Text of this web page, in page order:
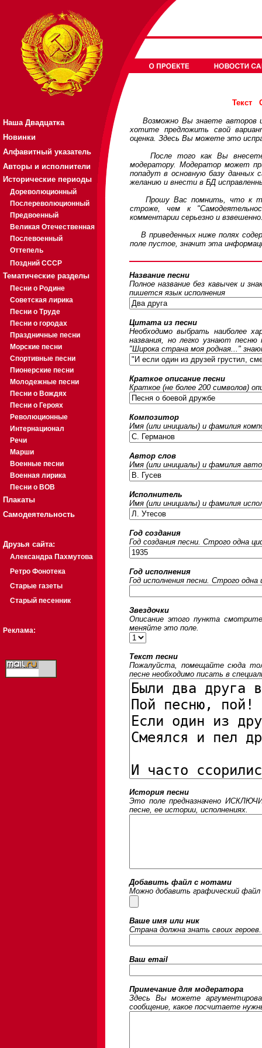
Наша Двадцатка
Новинки
Алфавитный указатель
Авторы и исполнители
Исторические периоды
Дореволюционный
Послереволюционный
Предвоенный
Великая Отечественная
Послевоенный
Оттепель
Поздний СССР
Тематические разделы
Песни о Родине
Советская лирика
Песни о Труде
Песни о городах
Праздничные песни
Морские песни
Спортивные песни
Пионерские песни
Молодежные песни
Песни о Вождях
Песни о Героях
Революционные
Интернационал
Речи
Марши
Военные песни
Военная лирика
Песни о ВОВ
Плакаты
Самодеятельность
Друзья сайта:
Александра Пахмутова
Ретро Фонотека
Старые газеты
Старый песенник
Реклама:
Текст
Возможно Вы знаете авторов
хотите предложить свой
оценка. Здесь Вы можете это
После того как Вы внесете
модератору. Модератор может
попадут в основную базу
желанию и внести в БД
Прошу Вас помнить, что к
строже, чем к
комментарии серьезно и
В приведенных ниже полях
поле пустое, значит эта
Название песни
Полное название без кавычек и
пишется язык исполнения
Цитата из песни
Необходимо выбрать наиболее
названия, но легко узнают
"Широка страна моя родная..."
Краткое описание песни
Краткое (не более 200 символов)
Композитор
Имя (или инициалы) и фамилия
Автор слов
Имя (или инициалы) и фамилия
Исполнитель
Имя (или инициалы) и фамилия
Год создания
Год создания песни. Строго одна
Год исполнения
Год исполнения песни. Строго
Звездочки
Описание этого пункта
меняйте это поле.
Текст песни
Пожалуйста, помещайте сюда
песне необходимо писать в
История песни
Это поле предназначено
песне, ее истории, исполнениях.
Добавить файл с нотами
Можно добавить графический
Ваше имя или ник
Страна должна знать своих
Ваш email
Примечание для модератора
Здесь Вы можете
сообщение, какое посчитаете